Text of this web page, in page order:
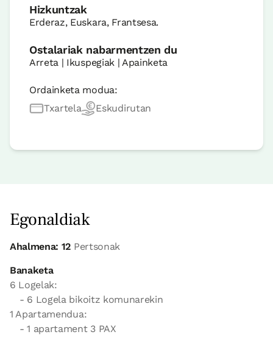
Hizkuntzak
Erderaz, Euskara, Frantsesa.
Ostalariak nabarmentzen du
Arreta | Ikuspegiak | Apainketa
Ordainketa modua:
Txartela
Eskudirutan
Egonaldiak
Ahalmena: 12 Pertsonak
Banaketa
6 Logelak:
- 6 Logela bikoitz komunarekin
1 Apartamendua:
- 1 apartament 3 PAX